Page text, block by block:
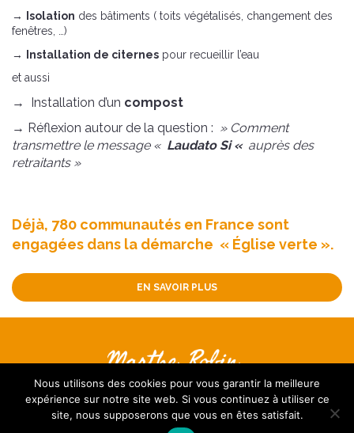
→
Isolation des bâtiments ( toits végétalisés, changement des
fenêtres, …)
→
Installation de citernes pour recueillir l’eau
et aussi
→ Installation d’un compost
→ Réflexion autour de la question : » Comment
transmettre le message « Laudato Si « auprès des
retraitants »
Déjà, 780 communautés en France sont
engagées dans la démarche « Église verte ».
EN SAVOIR PLUS
Nous contacter
S’inscrire à la Newsletter
FAQ
Mentions légales
Nous utilisons des cookies pour vous garantir la meilleure
expérience sur notre site web. Si vous continuez à utiliser ce
site, nous supposerons que vous en êtes satisfait.